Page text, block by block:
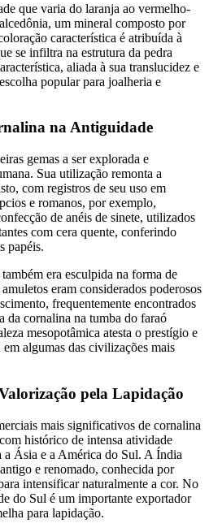
que varia do laranja ao vermelho-
um mineral composto por
característica é atribuída à
se infiltra na estrutura da pedra
aliada à sua translucidez e
popular para joalheria e
na Antiguidade
gemas a ser explorada e
Sua utilização remonta a
com registros de seu uso em
e romanos, por exemplo,
de anéis de sinete, utilizados
com cera quente, conferindo
papéis.
era esculpida na forma de
eram considerados poderosos
frequentemente encontrados
da cornalina na tumba do faraó
mesopotâmica atesta o prestígio e
algumas das civilizações mais
pela Lapidação
mais significativos de cornalina
histórico de intensa atividade
a Ásia e a América do Sul. A Índia
e renomado, conhecida por
intensificar naturalmente a cor. No
do Sul é um importante exportador
para lapidação.